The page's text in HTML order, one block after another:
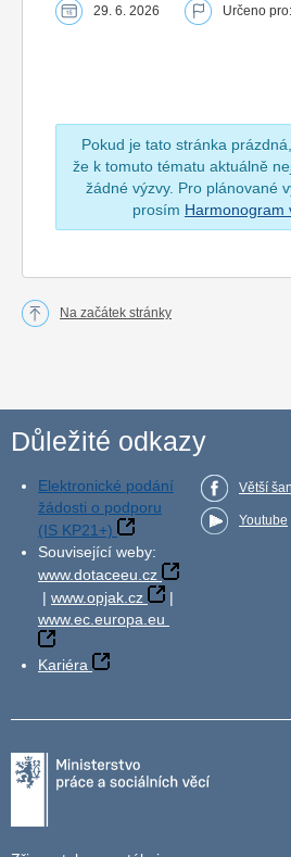
29. 6. 2026 Určeno pro:
Pokud je tato stránka
že k tomuto tématu aktuálně
žádné výzvy. Pro plánované
prosím Harmonogram
Na začátek stránky
Důležité odkazy
Elektronické podání
žádosti o podporu
(IS KP21+)
Související weby:
www.dotaceeu.cz
| www.opjak.cz
|
www.ec.europa.eu
Kariéra
Větší
Youtube